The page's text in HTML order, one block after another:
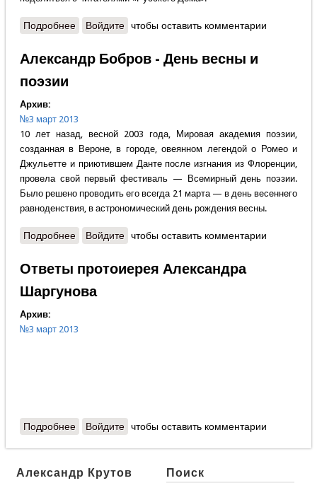
Подробнеео Татьяна Аввакумова - «Выйди скорей к моему
Войдите чтобы оставить комментарии
Александр Бобров - День весны и
поэзии
Архив:
№3 март 2013
10 лет назад, весной 2003 года, Мировая академия поэзии,
созданная в Вероне, в городе, овеянном легендой о Ромео и
Джульетте и приютившем Данте после изгнания из Флоренции,
провела свой первый фестиваль — Всемирный день поэзии.
Было решено проводить его всегда 21 марта — в день весеннего
равноденствия, в астрономический день рождения весны.
Подробнеео Александр Бобров - День весны и поэзии
Войдите чтобы оставить комментарии
Ответы протоиерея Александра
Шаргунова
Архив:
№3 март 2013
Подробнеео Ответы протоиерея Александра Шаргунова
Войдите чтобы оставить комментарии
Александр Крутов Поиск